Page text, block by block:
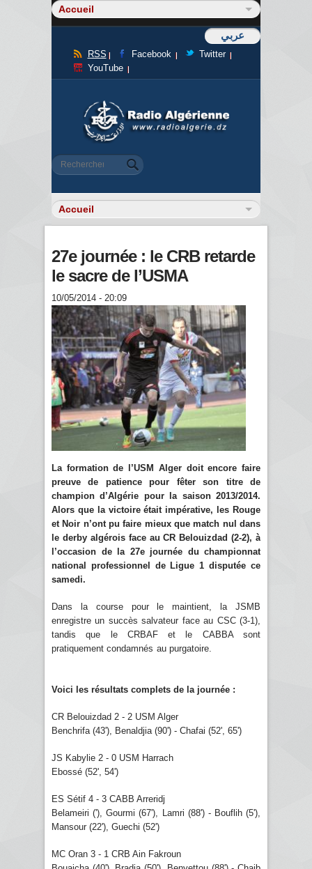
عربي
RSS Facebook
Twitter
YouTube
Formulaire de recherche
Rechercher
27e journée : le CRB retarde
le sacre de l’USMA
10/05/2014 - 20:09
La formation de l’USM Alger doit encore faire
preuve de patience pour fêter son titre de
champion d’Algérie pour la saison 2013/2014.
Alors que la victoire était impérative, les Rouge
et Noir n’ont pu faire mieux que match nul dans
le derby algérois face au CR Belouizdad (2-2), à
l’occasion de la 27e journée du championnat
national professionnel de Ligue 1 disputée ce
samedi.
Dans la course pour le maintient, la JSMB
enregistre un succès salvateur face au CSC (3-1),
tandis que le CRBAF et le CABBA sont
pratiquement condamnés au purgatoire.
Voici les résultats complets de la journée :
CR Belouizdad 2 - 2 USM Alger
Benchrifa (43'), Benaldjia (90') - Chafai (52', 65')
JS Kabylie 2 - 0 USM Harrach
Ebossé (52', 54')
ES Sétif 4 - 3 CABB Arreridj
Belameiri ('), Gourmi (67'), Lamri (88') - Bouflih (5'),
Mansour (22'), Guechi (52')
MC Oran 3 - 1 CRB Ain Fakroun